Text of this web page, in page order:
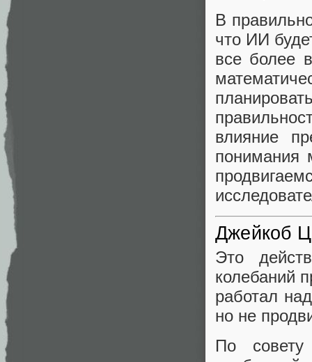
В
что ИИ
все более
влияние
понимания
Джейкоб
Это
колебаний
работал
но не
По